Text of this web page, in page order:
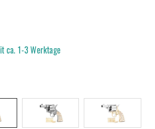
ca. 1-3 Werktage